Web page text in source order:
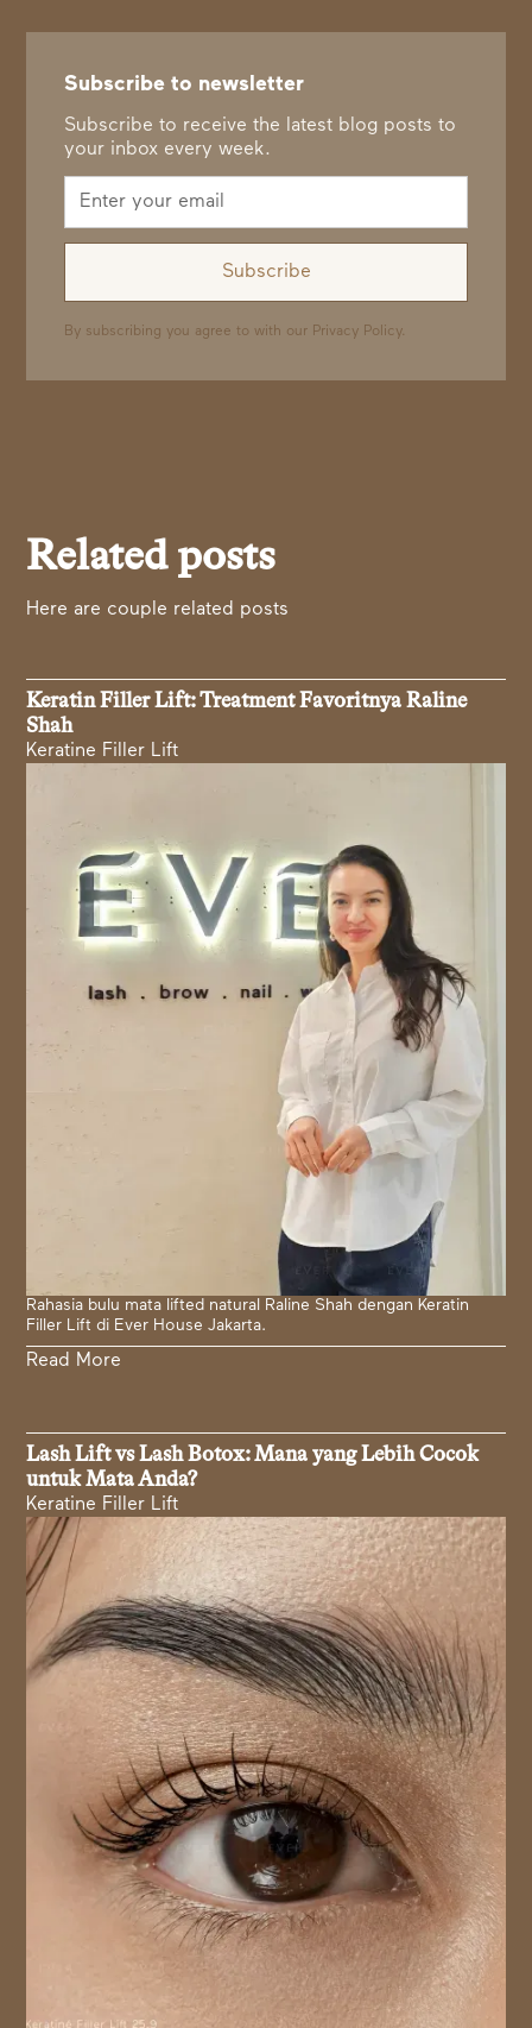
Subscribe to newsletter
Subscribe to receive the latest blog posts to
your inbox every week.
By subscribing you agree to with our Privacy Policy.
Related posts
Here are couple related posts
Keratin Filler Lift: Treatment Favoritnya Raline
Shah
Keratine Filler Lift
Rahasia bulu mata lifted natural Raline Shah dengan Keratin
Filler Lift di Ever House Jakarta.
Read More
Lash Lift vs Lash Botox: Mana yang Lebih Cocok
untuk Mata Anda?
Keratine Filler Lift